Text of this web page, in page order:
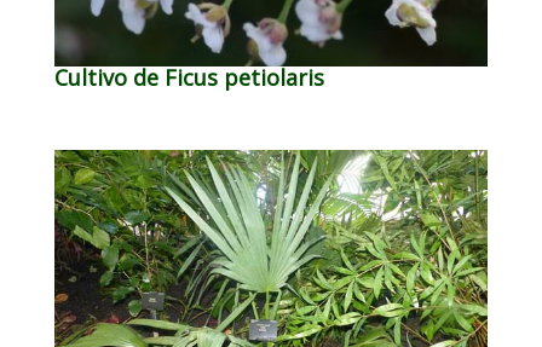
Cultivo de Ficus petiolaris